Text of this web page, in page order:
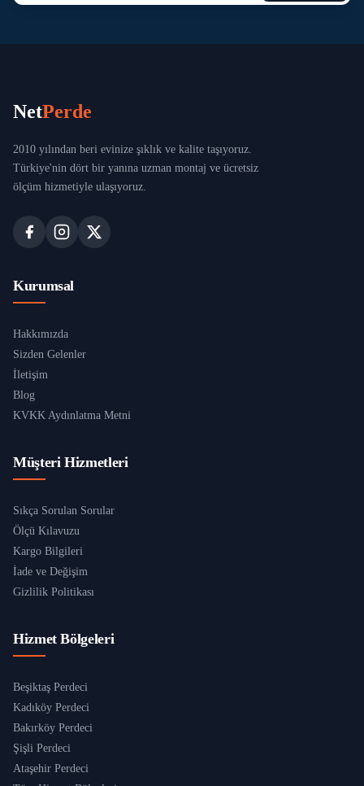
NetPerde
2010 yılından beri evinize şıklık ve kalite taşıyoruz.
Türkiye'nin dört bir yanına uzman montaj ve ücretsiz
ölçüm hizmetiyle ulaşıyoruz.
Kurumsal
Hakkımızda
Sizden Gelenler
İletişim
Blog
KVKK Aydınlatma Metni
Müşteri Hizmetleri
Sıkça Sorulan Sorular
Ölçü Kılavuzu
Kargo Bilgileri
İade ve Değişim
Gizlilik Politikası
Hizmet Bölgeleri
Beşiktaş Perdeci
Kadıköy Perdeci
Bakırköy Perdeci
Şişli Perdeci
Ataşehir Perdeci